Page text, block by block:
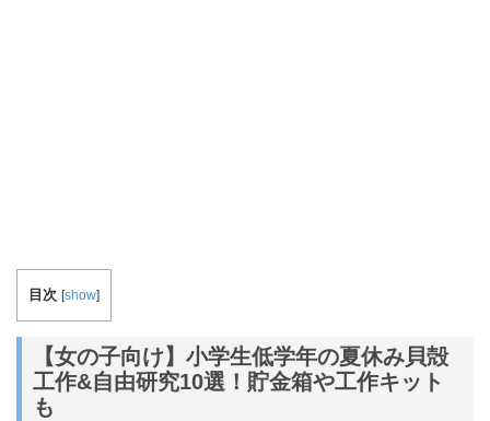
目次 [show]
【女の子向け】小学生低学年の夏休み貝殻
工作&自由研究10選！貯金箱や工作キット
も